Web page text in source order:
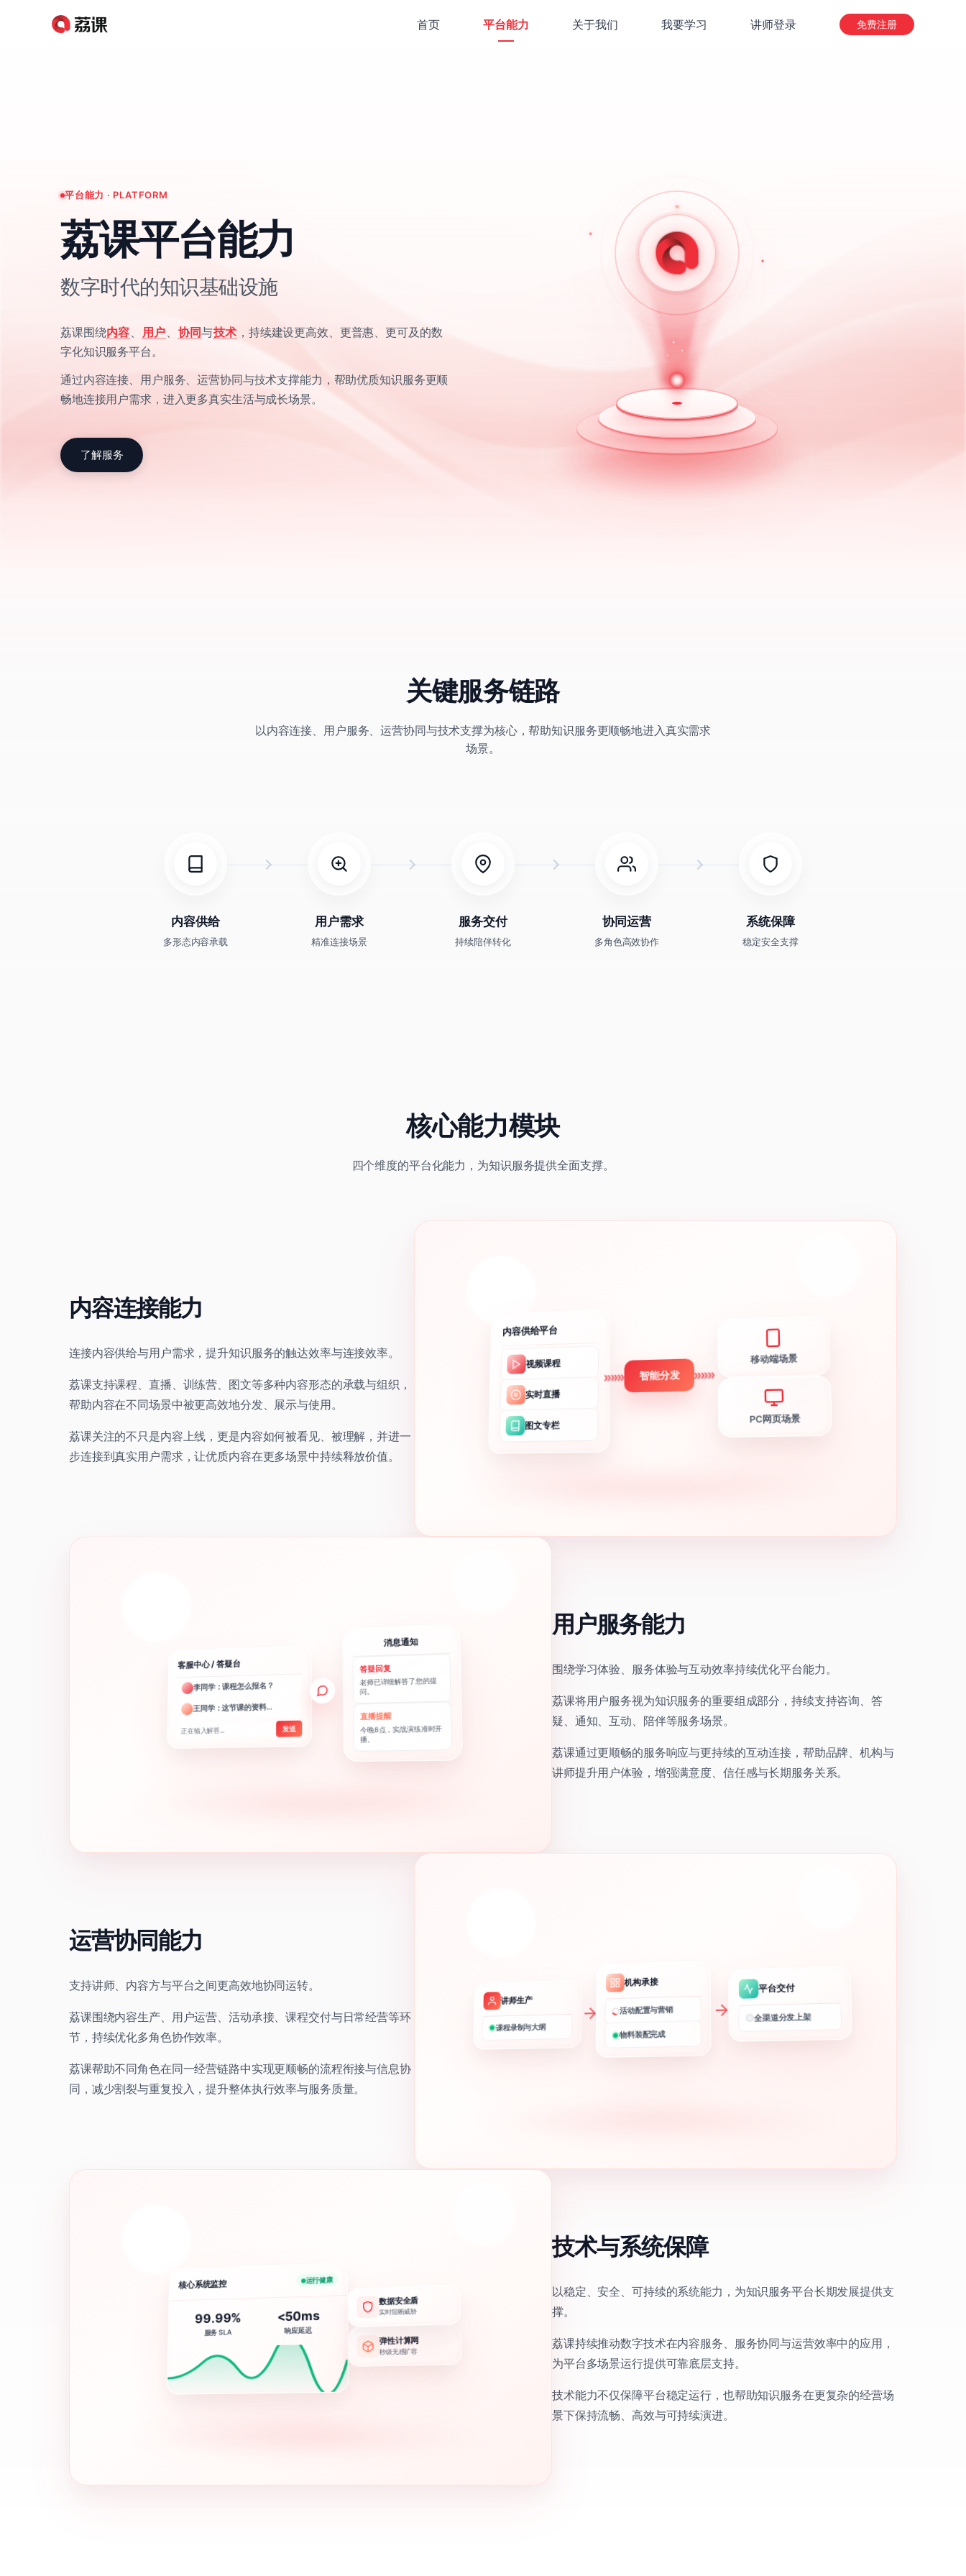
首页 平台能力 关于我们 我要学习 讲师登录 免费注册
平台能力 · PLATFORM
荔课平台能力
数字时代的知识基础设施
荔课围绕内容、 用户、 协同与技术 ，持续建设更高效、更普惠、更可及的数
字化知识服务平台。
通过内容连接、用户服务、运营协同与技术支撑能力，帮助优质知识服务更顺
畅地连接用户需求，进入更多真实生活与成长场景。
了解服务
关键服务链路
以内容连接、用户服务、运营协同与技术支撑为核心，帮助知识服务更顺畅地进入真实需求
场景。
内容供给
多形态内容承载
用户需求
精准连接场景
服务交付
持续陪伴转化
协同运营
多角色高效协作
系统保障
稳定安全支撑
核心能力模块
四个维度的平台化能力，为知识服务提供全面支撑。
内容连接能力
连接内容供给与用户需求，提升知识服务的触达效率与连接效率。
荔课支持课程、直播、训练营、图文等多种内容形态的承载与组织，
帮助内容在不同场景中被更高效地分发、展示与使用。
荔课关注的不只是内容上线，更是内容如何被看见、被理解，并进一
步连接到真实用户需求，让优质内容在更多场景中持续释放价值。
内容供给平台
视频课程
实时直播
图文专栏
»»» 智能分发 »»»
移动端场景
PC网页场景
用户服务能力
围绕学习体验、服务体验与互动效率持续优化平台能力。
荔课将用户服务视为知识服务的重要组成部分，持续支持咨询、答
疑、通知、互动、陪伴等服务场景。
荔课通过更顺畅的服务响应与更持续的互动连接，帮助品牌、机构与
讲师提升用户体验，增强满意度、信任感与长期服务关系。
客服中心 / 答疑台
李同学：课程怎么报名？
王同学：这节课的资料...
正在输入解答... 发送
消息通知
答疑回复
老师已详细解答了您的提
问。
直播提醒
今晚8点，实战演练准时开
播。
运营协同能力
支持讲师、内容方与平台之间更高效地协同运转。
荔课围绕内容生产、用户运营、活动承接、课程交付与日常经营等环
节，持续优化多角色协作效率。
荔课帮助不同角色在同一经营链路中实现更顺畅的流程衔接与信息协
同，减少割裂与重复投入，提升整体执行效率与服务质量。
讲师生产
课程录制与大纲
机构承接
活动配置与营销
物料装配完成
平台交付
全渠道分发上架
技术与系统保障
以稳定、安全、可持续的系统能力，为知识服务平台长期发展提供支
撑。
荔课持续推动数字技术在内容服务、服务协同与运营效率中的应用，
为平台多场景运行提供可靠底层支持。
技术能力不仅保障平台稳定运行，也帮助知识服务在更复杂的经营场
景下保持流畅、高效与可持续演进。
核心系统监控 运行健康
99.99%
服务 SLA
<50ms
响应延迟
数据安全盾
实时阻断威胁
弹性计算网
秒级无感扩容